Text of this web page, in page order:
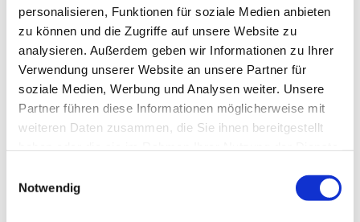
personalisieren, Funktionen für soziale Medien anbieten
zu können und die Zugriffe auf unsere Website zu
analysieren. Außerdem geben wir Informationen zu Ihrer
Verwendung unserer Website an unsere Partner für
soziale Medien, Werbung und Analysen weiter. Unsere
Partner führen diese Informationen möglicherweise mit
weiteren Daten zusammen, die Sie ihnen bereitgestellt
Notwendig